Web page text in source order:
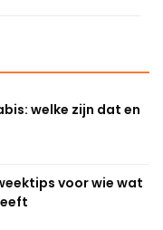
welke zijn dat en
voor wie wat